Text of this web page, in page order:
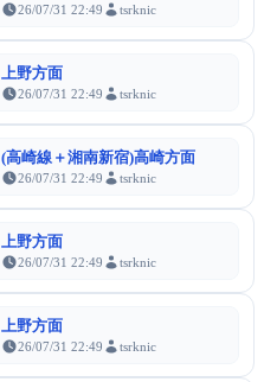
26/07/31 22:49 tsrknic
上野方面
26/07/31 22:49 tsrknic
(高崎線＋湘南新宿)高崎方面
26/07/31 22:49 tsrknic
上野方面
26/07/31 22:49 tsrknic
上野方面
26/07/31 22:49 tsrknic